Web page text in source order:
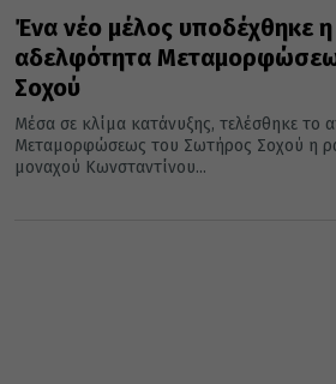
Ένα νέο μέλος υποδέχθηκε
αδελφότητα
Σοχού
Μέσα σε κλίμα κατάνυξης, τελέσθηκε το
Μεταμορφώσεως του Σωτήρος Σοχού η
μοναχού Κωνσταντίνου...